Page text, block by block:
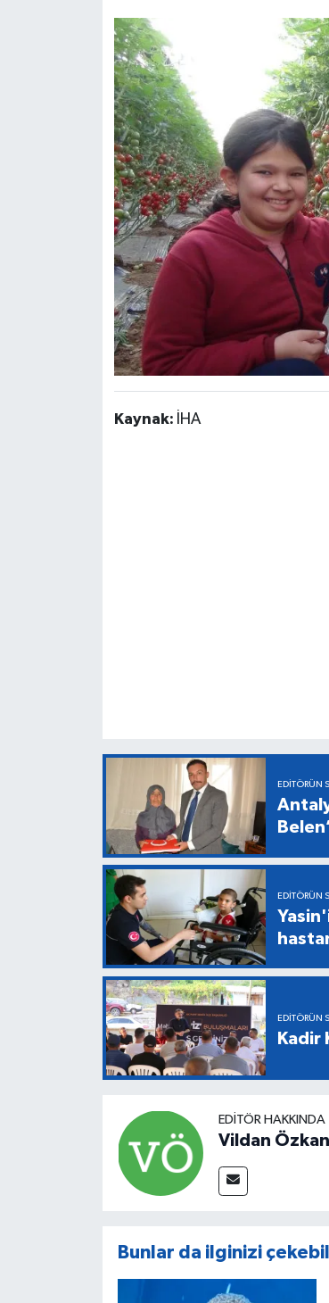
Kaynak: İHA
EDITÖRÜN
EDITÖRÜN
EDITÖRÜN
Kadir
EDITÖR HAKKINDA
Vildan Özkan
Bunlar da ilginizi